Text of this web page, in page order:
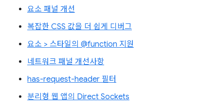
요소 패널 개선
복잡한 CSS 값을 더 쉽게 디버그
요소 > 스타일의 @function 지원
네트워크 패널 개선사항
has-request-header 필터
분리형 웹 앱의 Direct Sockets